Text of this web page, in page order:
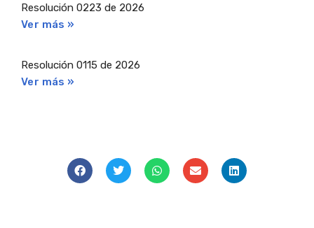
Resolución 0223 de 2026
Ver más »
Resolución 0115 de 2026
Ver más »